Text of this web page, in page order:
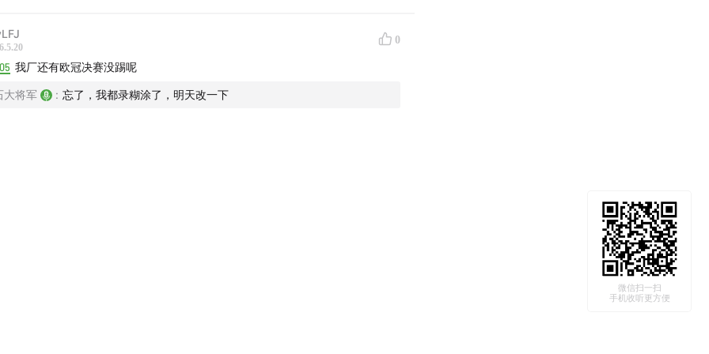
0
我厂还有欧冠决赛没踢呢
大将军 : 忘了，我都录糊涂了，明天改一下
微信扫一扫
手机收听更方便